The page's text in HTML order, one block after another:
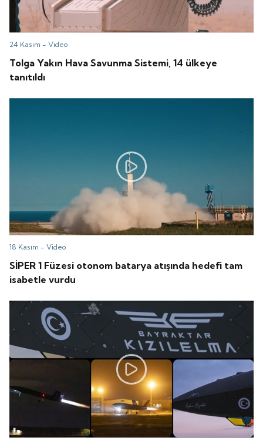
24 Kasım -Video
Tolga Yakın Hava Savunma Sistemi, 14 ülkeye
tanıtıldı
18 Kasım -Video
SİPER 1 Füzesi otonom batarya atışında hedefi tam
isabetle vurdu